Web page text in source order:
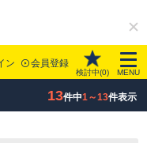
ン 会員登録
検討中(0) MENU
13件中1～13件表示